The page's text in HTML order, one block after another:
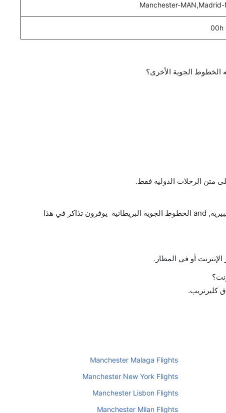
Manchester-MAN,Madrid-
00h
الجوية الأخرى؟
متن الرحلات الدولية فقط.
تتراوح أسعار رحلة الدرجة الاقتصادية من AED 0 إلى AED 0. رايان اير, الإيبيرية, and الخطوط الجوية البريطانية يوفرون تذاكر في هذا
أو في المطار.
كليرتريب.
Manchester Malaga Flights
Manchester New York Flights
Manchester Lisbon Flights
Manchester Milan Flights